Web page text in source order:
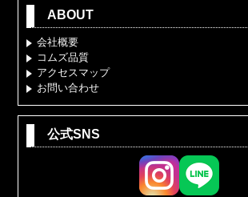
ABOUT
会社概要
コムズ品質
アクセスマップ
お問い合わせ
公式SNS